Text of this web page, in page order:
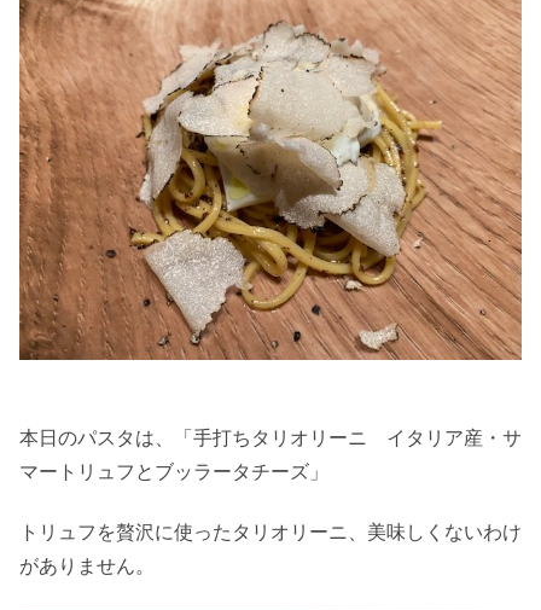
本日のパスタは、「手打ちタリオリーニ イタリア産・サ
マートリュフとブッラータチーズ」
トリュフを贅沢に使ったタリオリーニ、美味しくないわけ
がありません。